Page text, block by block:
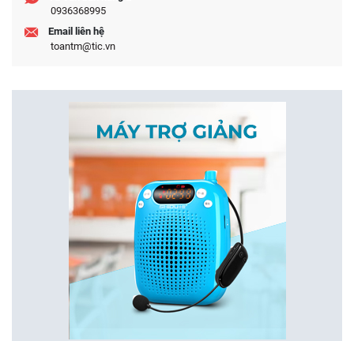
0936368995
Email liên hệ
toantm@tic.vn